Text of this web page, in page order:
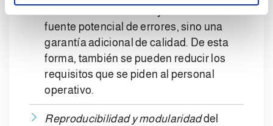
m
fuente potencial de errores, sino una
garantía adicional de calidad. De esta
forma, también se pueden reducir los
requisitos que se piden al personal
operativo.
Reproducibilidad y modularidaddel